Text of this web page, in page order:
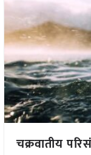
चक्रवातीय